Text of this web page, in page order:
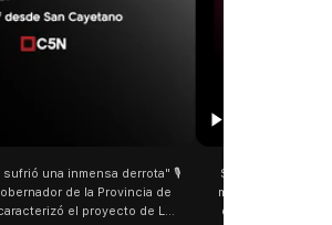
San Cayetano: Jorge García Cuerva juntó a
miles de peregrinos en Liniers El arzobispo
de Buenos Aires destacó la fortaleza de la